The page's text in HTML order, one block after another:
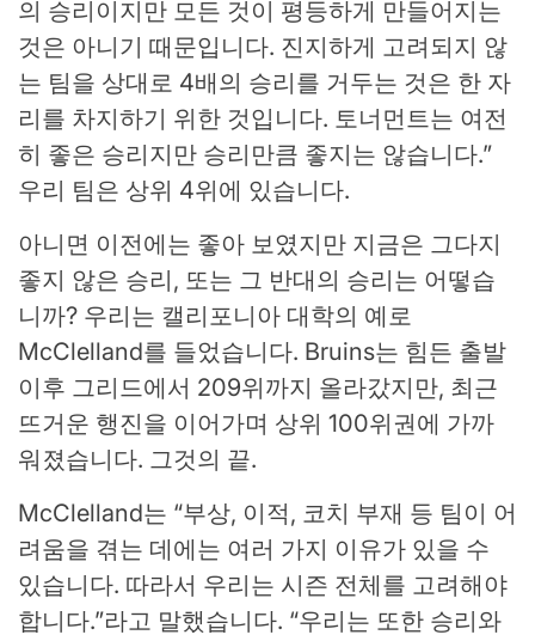
의 승리이지만 모든 것이 평등하게 만들어지는
것은 아니기 때문입니다. 진지하게 고려되지 않
는 팀을 상대로 4배의 승리를 거두는 것은 한 자
리를 차지하기 위한 것입니다. 토너먼트는 여전
히 좋은 승리지만 승리만큼 좋지는 않습니다.”
우리 팀은 상위 4위에 있습니다.
아니면 이전에는 좋아 보였지만 지금은 그다지
좋지 않은 승리, 또는 그 반대의 승리는 어떻습
니까? 우리는 캘리포니아 대학의 예로
McClelland를 들었습니다. Bruins는 힘든 출발
이후 그리드에서 209위까지 올라갔지만, 최근
뜨거운 행진을 이어가며 상위 100위권에 가까
워졌습니다. 그것의 끝.
McClelland는 “부상, 이적, 코치 부재 등 팀이 어
려움을 겪는 데에는 여러 가지 이유가 있을 수
있습니다. 따라서 우리는 시즌 전체를 고려해야
합니다.”라고 말했습니다. “우리는 또한 승리와